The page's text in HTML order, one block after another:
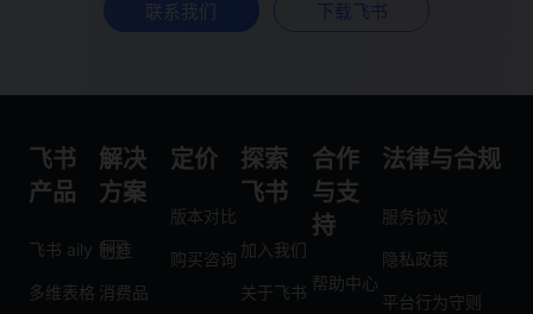
联系我们 下载飞书
飞书
产品
飞书 aily
多维表格
解决
方案
制造
消费品
定价
版本对比
购买咨询
探索
飞书
加入我们
关于飞书
合作
与支
持
帮助中心
法律与合规
服务协议
隐私政策
平台行为守则